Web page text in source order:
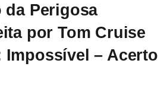
da Perigosa
por Tom Cruise
Impossível – Acerto